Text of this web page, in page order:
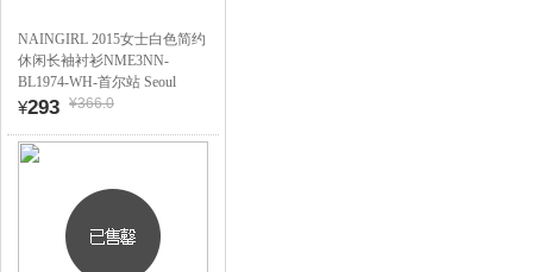
NAINGIRL 2015女士白色简约
休闲长袖衬衫NME3NN-
BL1974-WH-首尔站 Seoul
¥293 ¥366.0